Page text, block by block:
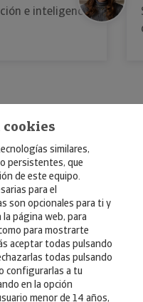
e inteligencia
cookies
similares,
persistentes, que
de este equipo.
para el
son opcionales para ti y
página web, para
para mostrarte
aceptar todas pulsando
todas pulsando
configurarlas a tu
en la opción
menor de 14 años,